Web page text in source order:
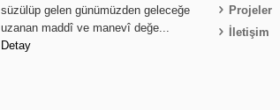
süzülüp gelen günümüzden geleceğe
uzanan maddî ve manevî değe...
Detay
Projeler
İletişim